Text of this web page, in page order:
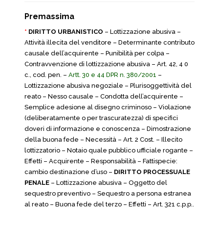
Premassima
* DIRITTO URBANISTICO – Lottizzazione abusiva –
Attività illecita del venditore – Determinante contributo
causale dell’acquirente – Punibilità per colpa –
Contravvenzione di lottizzazione abusiva – Art. 42, 4 0
c., cod. pen. – Artt. 30 e 44 DPR n. 380/2001 –
Lottizzazione abusiva negoziale – Plurisoggettività del
reato – Nesso causale – Condotta dell’acquirente –
Semplice adesione al disegno criminoso – Violazione
(deliberatamente o per trascuratezza) di specifici
doveri di informazione e conoscenza – Dimostrazione
della buona fede – Necessità – Art. 2 Cost. – Illecito
lottizzatorio – Notaio quale pubblico ufficiale rogante –
Effetti – Acquirente – Responsabilità – Fattispecie:
cambio destinazione d’uso – DIRITTO PROCESSUALE
PENALE – Lottizzazione abusiva – Oggetto del
sequestro preventivo – Sequestro a persona estranea
al reato – Buona fede del terzo – Effetti – Art. 321 c.p.p..